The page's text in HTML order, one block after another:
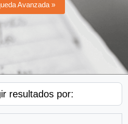
Avanzada »
resultados por: